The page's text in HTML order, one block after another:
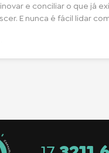
e conciliar o que já
E nunca é fácil lidar